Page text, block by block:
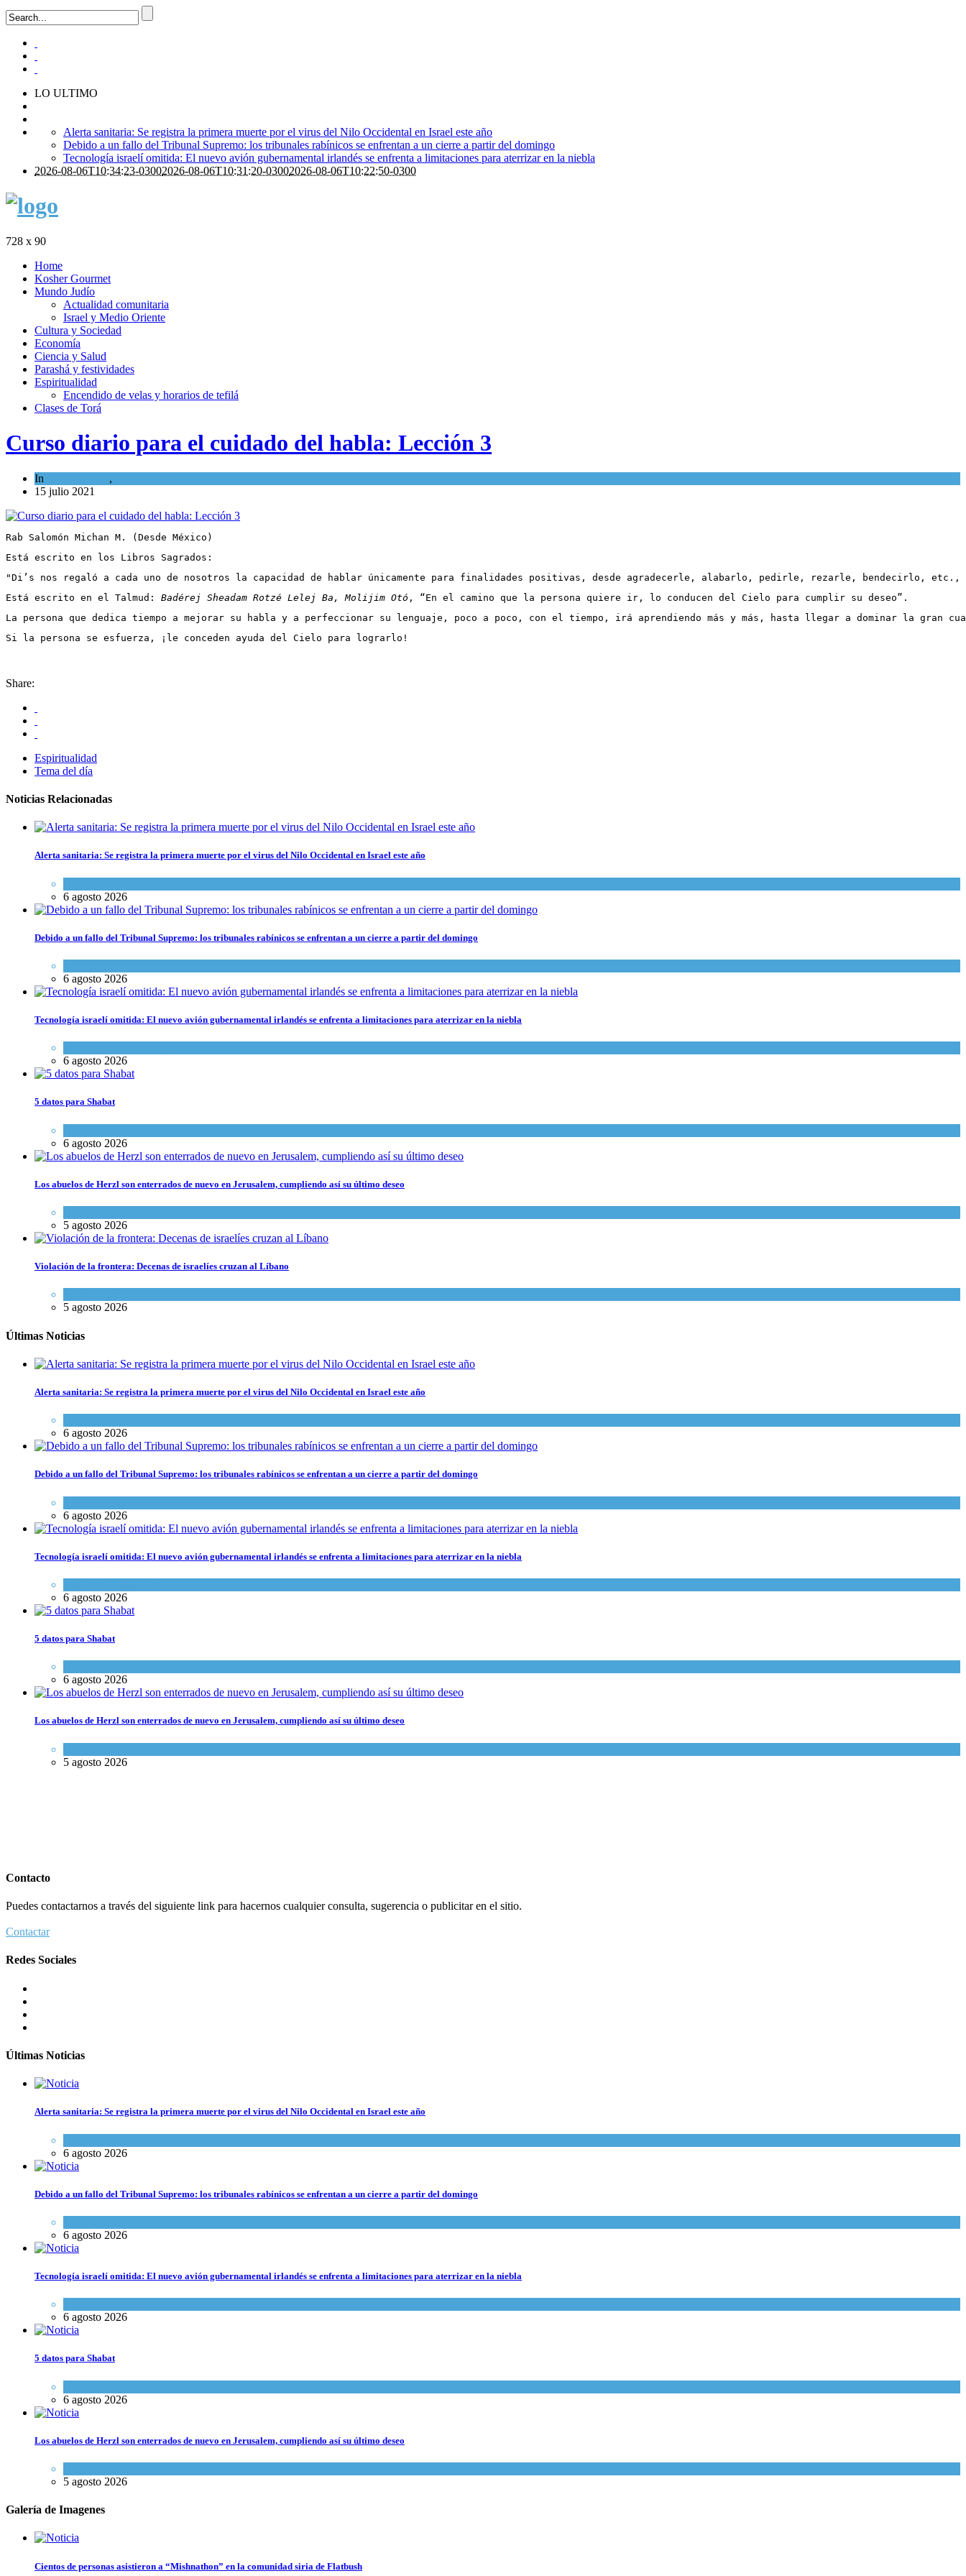
LO ULTIMO
Alerta sanitaria: Se registra la primera muerte por el virus del Nilo Occidental en Israel este año
Debido a un fallo del Tribunal Supremo: los tribunales rabínicos se enfrentan a un cierre a partir del domingo
Tecnología israelí omitida: El nuevo avión gubernamental irlandés se enfrenta a limitaciones para aterrizar en la niebla
2026-08-06T10:34:23-03002026-08-06T10:31:20-03002026-08-06T10:22:50-0300
728 x 90
Home
Kosher Gourmet
Mundo Judío
Actualidad comunitaria
Israel y Medio Oriente
Cultura y Sociedad
Economía
Ciencia y Salud
Parashá y festividades
Espiritualidad
Encendido de velas y horarios de tefilá
Clases de Torá
Curso diario para el cuidado del habla: Lección 3
In ,
15 julio 2021
Rab Salomón Michan M. (Desde México)
Está escrito en los Libros Sagrados:
"Di’s nos regaló a cada uno de nosotros la capacidad de hablar únicamente para finalidades positivas, desde agradecerle, alabarlo, pedirle, rezarle,
Está escrito en el Talmud: Badérej Sheadam Rotzé Lelej Ba, Molijim Otó , “En el camino que la persona quiere ir, lo conducen del Cielo para cumplir su deseo”.
La persona que dedica tiempo a mejorar su habla y a perfeccionar su lenguaje, poco a poco, con el tiempo, irá aprendiendo más y más, hasta llegar a dominar la gran
Share:
Espiritualidad
Tema del día
Noticias Relacionadas
Alerta sanitaria: Se registra la primera muerte por el virus del Nilo Occidental en Israel este año
6 agosto 2026
Debido a un fallo del Tribunal Supremo: los tribunales rabínicos se enfrentan a un cierre a partir del domingo
6 agosto 2026
Tecnología israelí omitida: El nuevo avión gubernamental irlandés se enfrenta a limitaciones para aterrizar en la niebla
6 agosto 2026
5 datos para Shabat
6 agosto 2026
Los abuelos de Herzl son enterrados de nuevo en Jerusalem, cumpliendo así su último deseo
5 agosto 2026
Violación de la frontera: Decenas de israelíes cruzan al Líbano
5 agosto 2026
Últimas Noticias
Alerta sanitaria: Se registra la primera muerte por el virus del Nilo Occidental en Israel este año
6 agosto 2026
Debido a un fallo del Tribunal Supremo: los tribunales rabínicos se enfrentan a un cierre a partir del domingo
6 agosto 2026
Tecnología israelí omitida: El nuevo avión gubernamental irlandés se enfrenta a limitaciones para aterrizar en la niebla
6 agosto 2026
5 datos para Shabat
6 agosto 2026
Los abuelos de Herzl son enterrados de nuevo en Jerusalem, cumpliendo así su último deseo
5 agosto 2026
Contacto
Puedes contactarnos a través del siguiente link para hacernos cualquier consulta, sugerencia o publicitar en el sitio.
Contactar
Redes Sociales
Últimas Noticias
Alerta sanitaria: Se registra la primera muerte por el virus del Nilo Occidental en Israel este año
6 agosto 2026
Debido a un fallo del Tribunal Supremo: los tribunales rabínicos se enfrentan a un cierre a partir del domingo
6 agosto 2026
Tecnología israelí omitida: El nuevo avión gubernamental irlandés se enfrenta a limitaciones para aterrizar en la niebla
6 agosto 2026
5 datos para Shabat
6 agosto 2026
Los abuelos de Herzl son enterrados de nuevo en Jerusalem, cumpliendo así su último deseo
5 agosto 2026
Galería de Imagenes
Cientos de personas asistieron a “Mishnathon” en la comunidad siria de Flatbush